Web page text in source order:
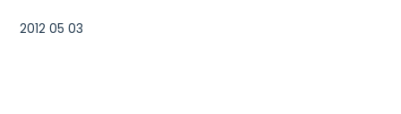
2012 05 03